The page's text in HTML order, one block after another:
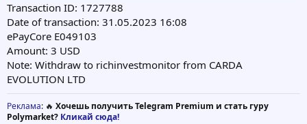
Transaction ID: 1727788
Date of transaction: 31.05.2023 16:08
ePayCore E049103
Amount: 3 USD
Note: Withdraw to richinvestmonitor from CARDA
EVOLUTION LTD
Реклама: 🔥 Хочешь получить Telegram Premium и стать гуру
Polymarket? Кликай сюда!